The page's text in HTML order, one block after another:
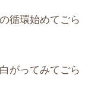
循環始めてごら
がってみてごら